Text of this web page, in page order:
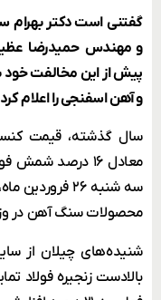
گفتنی است دکتر بهرام
و مهندس حمیدرضا
پیش از این مخالفت خود
و آهن اسفنجی را اعلام
سال گذشته، قیمت
معادل ۱۶ درصد
سه شنبه ۲۶
محصولات سنگ آهن در
شنیده‌های چیلان از